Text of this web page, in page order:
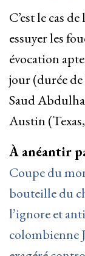
C’est le cas
essuyer les
évocation
jour (durée
Saud
Austin
À anéantir
Coupe du
bouteille du
l’ignore et
colombienne